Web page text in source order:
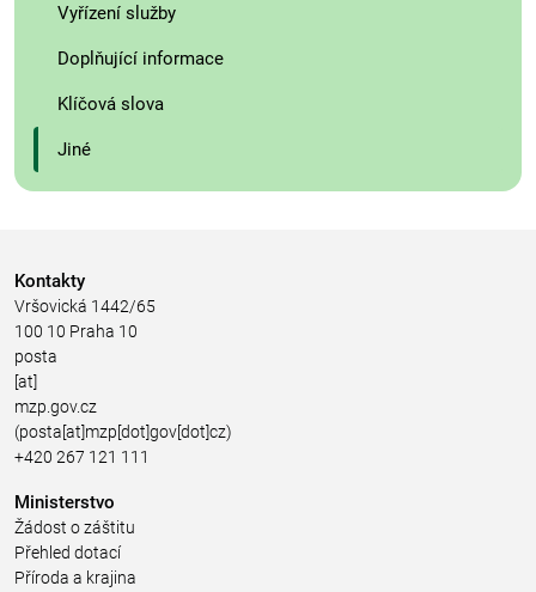
Vyřízení služby
Doplňující informace
Klíčová slova
Jiné
Kontakty
Vršovická 1442/65
100 10 Praha 10
posta
[at]
mzp.gov.cz
(posta[at]mzp[dot]gov[dot]cz)
+420 267 121 111
Ministerstvo
Žádost o záštitu
Přehled dotací
Příroda a krajina